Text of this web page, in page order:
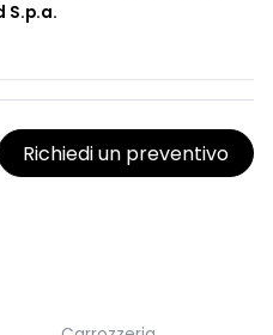
S.p.a.
Richiedi un preventivo